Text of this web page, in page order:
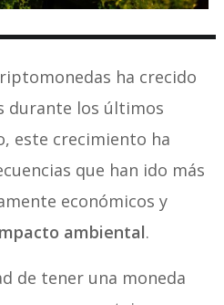
ha crecido
durante los últimos
este crecimiento ha
que han ido más
económicos y
ambiental.
de tener una moneda